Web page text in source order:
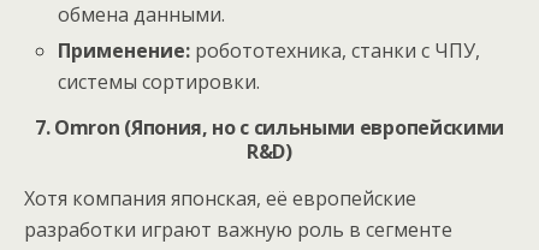
обмена данными.
Применение: робототехника, станки с ЧПУ,
системы сортировки.
7. Omron (Япония, но с сильными европейскими
R&D)
Хотя компания японская, её европейские
разработки играют важную роль в сегменте